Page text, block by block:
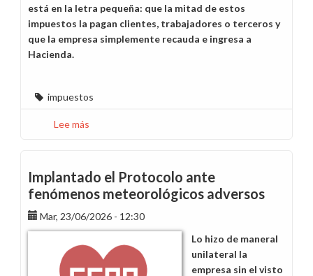
está en la letra pequeña: que la mitad de estos
impuestos la pagan clientes, trabajadores o terceros y
que la empresa simplemente recauda e ingresa a
Hacienda.
impuestos
Lee más
realmente
los
impuestos?
Implantado el Protocolo ante
fenómenos meteorológicos adversos
Mar, 23/06/2026 - 12:30
Lo hizo de maneral
unilateral la
empresa sin el visto